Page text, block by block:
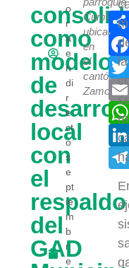
como
modelo
de
local
con
el
respaldo
del
GAD
o
r
a
e
n
di
r
e
ct
o
s
e
pt
ie
m
b
r
e
ubicada
en
el
cantón
Zamora.